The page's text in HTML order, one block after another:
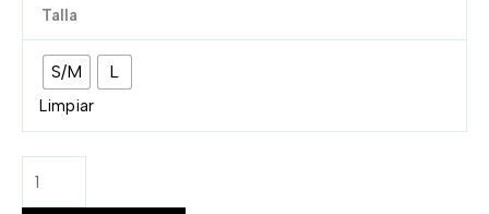
Talla
S/M L
Limpiar